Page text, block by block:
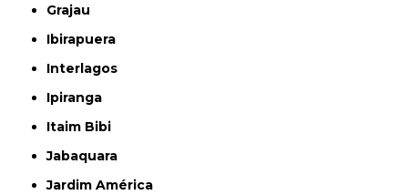
Grajau
Ibirapuera
Interlagos
Ipiranga
Itaim Bibi
Jabaquara
Jardim América